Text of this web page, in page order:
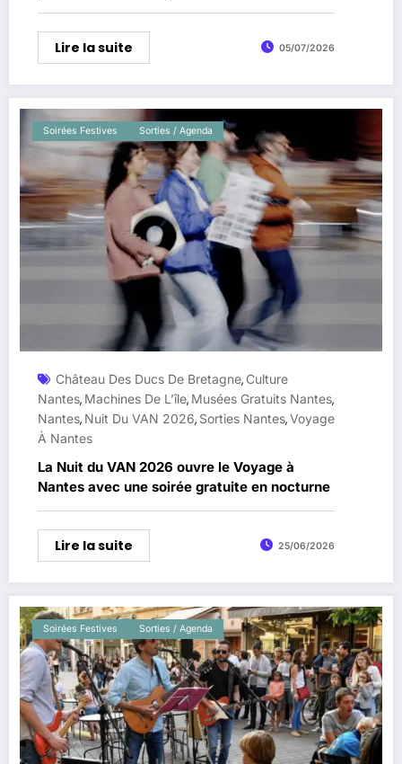
Lire la suite 05/07/2026
Soirées Festives Sorties / Agenda
Château Des Ducs De Bretagne, Culture
Nantes, Machines De L’île, Musées Gratuits Nantes,
Nantes, Nuit Du VAN 2026, Sorties Nantes,Voyage
À Nantes
La Nuit du VAN 2026 ouvre le Voyage à
Nantes avec une soirée gratuite en nocturne
Lire la suite 25/06/2026
Soirées Festives Sorties / Agenda